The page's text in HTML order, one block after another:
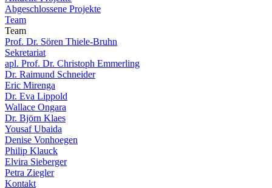
Abgeschlossene Projekte
Team
Team
Prof. Dr. Sören Thiele-Bruhn
Sekretariat
apl. Prof. Dr. Christoph Emmerling
Dr. Raimund Schneider
Eric Mirenga
Dr. Eva Lippold
Wallace Ongara
Dr. Björn Klaes
Yousaf Ubaida
Denise Vonhoegen
Philip Klauck
Elvira Sieberger
Petra Ziegler
Kontakt